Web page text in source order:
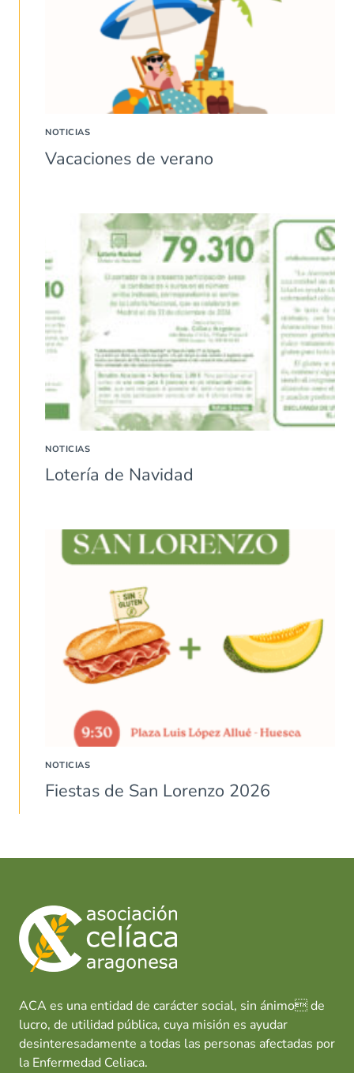
NOTICIAS
Vacaciones de verano
NOTICIAS
Lotería de Navidad
NOTICIAS
Fiestas de San Lorenzo 2026
ACA es una entidad de carácter social, sin ánimo de
lucro, de utilidad pública, cuya misión es ayudar
desinteresadamente a todas las personas afectadas por
la Enfermedad Celiaca.